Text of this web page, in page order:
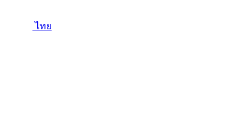
ไทย